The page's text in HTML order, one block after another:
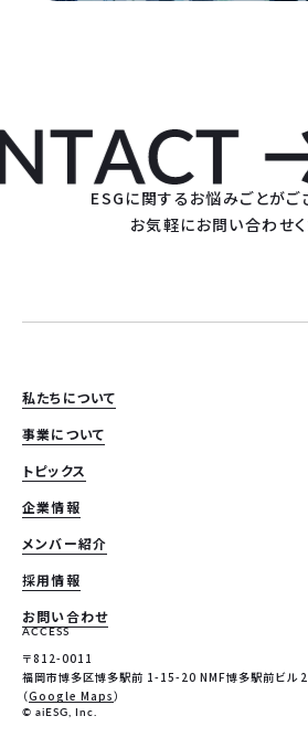
ESGに関するお悩みごとがご
お気軽にお問い合わせく
私たちについて
事業について
トピックス
企業情報
メンバー紹介
採用情報
お問い合わせ
ACCESS
〒812-0011
福岡市博多区博多駅前 1-15-20 NMF博多駅前ビル
（Google Maps）
© aiESG, Inc.